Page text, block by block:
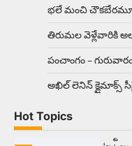
భలే మంచి
తిరుమల వెళ్లేవారికి
పంచాంగం –
అఖిల్‌ లెనిన్ క్లైమాక్స్‌
Hot Topics